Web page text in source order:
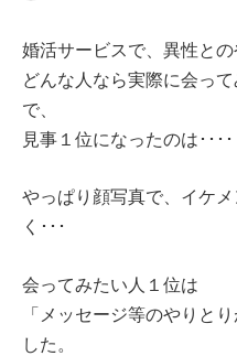
婚活サービスで、異性との
どんな人なら実際に会っ
で、
見事１位になったのは････
やっぱり顔写真で、イケ
く･･･
会ってみたい人１位は
「メッセージ等のやりと
した。